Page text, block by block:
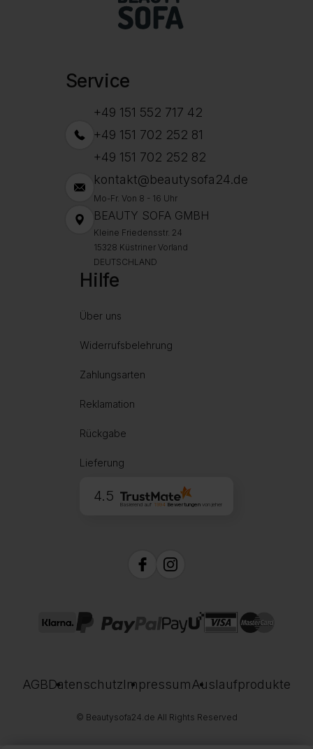
Service
+49 151 552 717 42
+49 151 702 252 81
+49 151 702 252 82
kontakt@beautysofa24.de
Mo-Fr. Von 8 - 16 Uhr
BEAUTY SOFA GMBH
Kleine Friedensstr. 24
15328 Küstriner Vorland
DEUTSCHLAND
Hilfe
Über uns
Widerrufsbelehrung
Zahlungsarten
Reklamation
Rückgabe
Lieferung
4.5
Basierend auf 1994 Bewertungenvon jeher
AGBDatenschutzImpressumAuslaufprodukte
© Beautysofa24.de All Rights Reserved